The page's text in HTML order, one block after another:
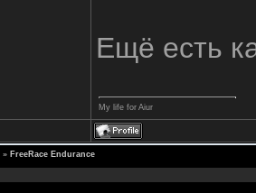
Ещё есть
My life for Aiur
» FreeRace Endurance